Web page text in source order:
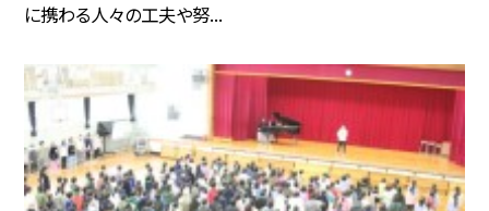
に携わる人々の工夫や努...